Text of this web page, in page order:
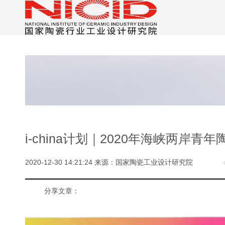
i-china计划｜2020年海峡两岸青年
2020-12-30 14:21:24 来源：国家陶瓷工业设计研究院
分享文章：